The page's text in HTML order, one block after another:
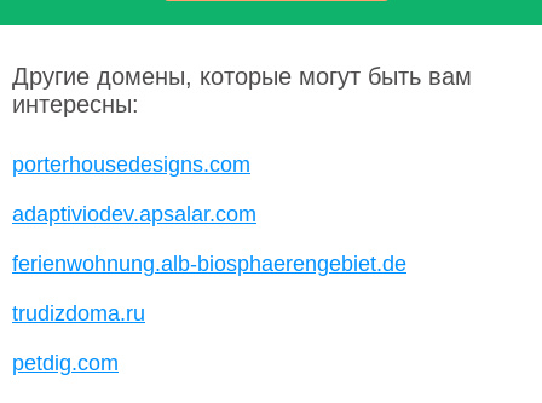
Другие домены, которые могут быть вам
интересны:
porterhousedesigns.com
adaptiviodev.apsalar.com
ferienwohnung.alb-biosphaerengebiet.de
trudizdoma.ru
petdig.com